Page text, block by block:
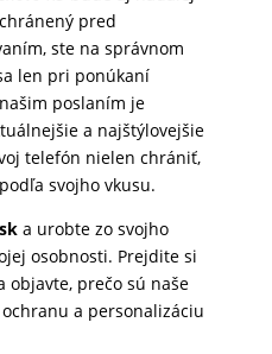
pred
ste na správnom
len pri ponúkaní
poslaním je
a najštýlovejšie
telefón nielen chrániť,
svojho vkusu.
a urobte zo svojho
osobnosti. Prejdite si
objavte, prečo sú naše
a personalizáciu